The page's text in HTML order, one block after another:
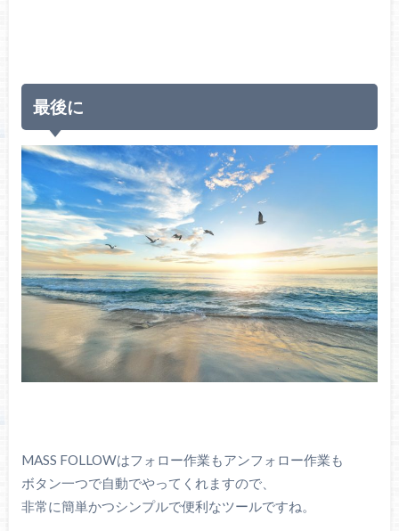
最後に
MASS FOLLOWはフォロー作業もアンフォロー作業も
ボタン一つで自動でやってくれますので、
非常に簡単かつシンプルで便利なツールですね。